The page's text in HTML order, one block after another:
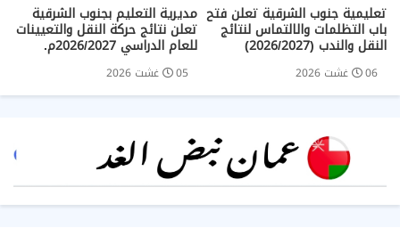
تعليمية جنوب الشرقية تعلن فتح
باب التظلمات والالتماس لنتائج
النقل والندب (2026/2027)
06 غشت 2026
مديرية التعليم بجنوب الشرقية
تعلن نتائج حركة النقل والتعيينات
للعام الدراسي 2026/2027م.
05 غشت 2026